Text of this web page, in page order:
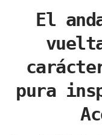
El
pura